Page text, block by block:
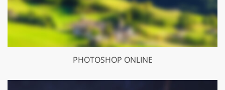
PHOTOSHOP ONLINE